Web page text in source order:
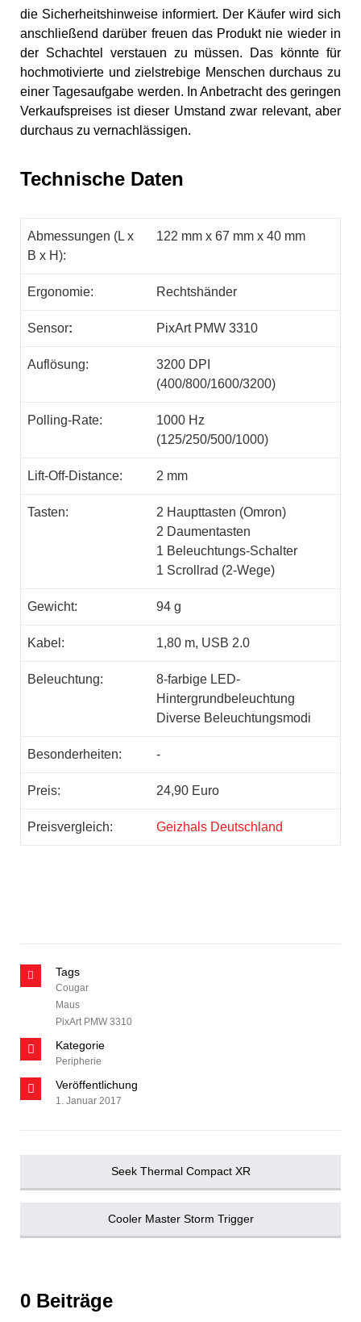
die Sicherheitshinweise informiert. Der Käufer wird sich
anschließend darüber freuen das Produkt nie wieder in
der Schachtel verstauen zu müssen. Das könnte für
hochmotivierte und zielstrebige Menschen durchaus zu
einer Tagesaufgabe werden. In Anbetracht des geringen
Verkaufspreises ist dieser Umstand zwar relevant, aber
durchaus zu vernachlässigen.
Technische Daten
Abmessungen (L x
B x H):
122 mm x 67 mm x 40 mm
Ergonomie: Rechtshänder
Sensor: PixArt PMW 3310
Auflösung:
3200 DPI
(400/800/1600/3200)
Polling-Rate:
1000 Hz
(125/250/500/1000)
Lift-Off-Distance: 2 mm
Tasten:
2 Haupttasten (Omron)
2 Daumentasten
1 Beleuchtungs-Schalter
1 Scrollrad (2-Wege)
Gewicht: 94 g
Kabel: 1,80 m, USB 2.0
Beleuchtung:
8-farbige LED-
Hintergrundbeleuchtung
Diverse Beleuchtungsmodi
Besonderheiten: -
Preis: 24,90 Euro
Preisvergleich: Geizhals Deutschland
Tags
Cougar
Maus
PixArt PMW 3310
Kategorie
Peripherie
Veröffentlichung
1. Januar 2017
Seek Thermal Compact XR
Cooler Master Storm Trigger
0 Beiträge